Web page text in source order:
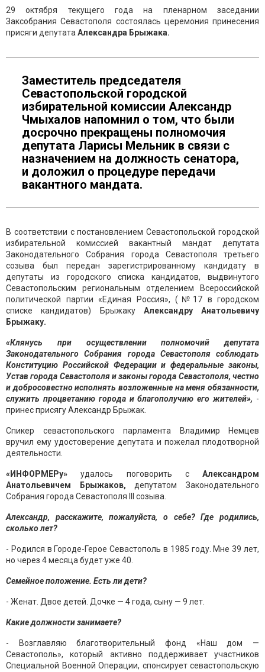
29 октября текущего года на пленарном заседании
Заксобрания Севастополя состоялась церемония принесения
присяги депутата Александра Брыжака.
Заместитель председателя
Севастопольской городской
избирательной комиссии Александр
Чмыхалов напомнил о том, что были
досрочно прекращены полномочия
депутата Ларисы Мельник в связи с
назначением на должность сенатора,
и доложил о процедуре передачи
вакантного мандата.
В соответствии с постановлением Севастопольской городской
избирательной комиссией вакантный мандат депутата
Законодательного Собрания города Севастополя третьего
созыва был передан зарегистрированному кандидату в
депутаты из городского списка кандидатов, выдвинутого
Севастопольским региональным отделением Всероссийской
политической партии «Единая Россия», (№17 в городском
списке кандидатов) Брыжаку Александру Анатольевичу
Брыжаку.
«Клянусь при осуществлении полномочий депутата
Законодательного Собрания города Севастополя соблюдать
Конституцию Российской Федерации и федеральные законы,
Устав города Севастополя и законы города Севастополя, честно
и добросовестно исполнять возложенные на меня обязанности,
служить процветанию города и благополучию его жителей», -
принес присягу Александр Брыжак.
Спикер севастопольского парламента Владимир Немцев
вручил ему удостоверение депутата и пожелал плодотворной
деятельности.
«ИНФОРМЕРу» удалось поговорить с Александром
Анатольевичем Брыжаков, депутатом Законодательного
Собрания города Севастополя III созыва.
Александр, расскажите, пожалуйста, о себе? Где родились,
сколько лет?
- Родился в Городе-Герое Севастополь в 1985 году. Мне 39 лет,
но через 4 месяца будет уже 40.
Семейное положение. Есть ли дети?
- Женат. Двое детей. Дочке — 4 года, сыну — 9 лет.
Какие должности занимаете?
- Возглавляю благотворительный фонд «Наш дом —
Севастополь», который активно поддерживает участников
Специальной Военной Операции, спонсирует севастопольскую